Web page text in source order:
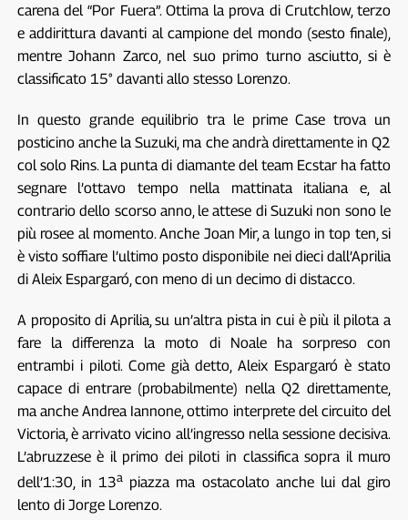
carena del “Por Fuera”. Ottima la prova di Crutchlow, terzo
e addirittura davanti al campione del mondo (sesto finale),
mentre Johann Zarco, nel suo primo turno asciutto, si è
classificato 15° davanti allo stesso Lorenzo.
In questo grande equilibrio tra le prime Case trova un
posticino anche la Suzuki, ma che andrà direttamente in Q2
col solo Rins. La punta di diamante del team Ecstar ha fatto
segnare l’ottavo tempo nella mattinata italiana e, al
contrario dello scorso anno, le attese di Suzuki non sono le
più rosee al momento. Anche Joan Mir, a lungo in top ten, si
è visto soffiare l’ultimo posto disponibile nei dieci dall’Aprilia
di Aleix Espargaró, con meno di un decimo di distacco.
A proposito di Aprilia, su un’altra pista in cui è più il pilota a
fare la differenza la moto di Noale ha sorpreso con
entrambi i piloti. Come già detto, Aleix Espargaró è stato
capace di entrare (probabilmente) nella Q2 direttamente,
ma anche Andrea Iannone, ottimo interprete del circuito del
Victoria, è arrivato vicino all’ingresso nella sessione decisiva.
L’abruzzese è il primo dei piloti in classifica sopra il muro
dell’1:30, in 13a piazza ma ostacolato anche lui dal giro
lento di Jorge Lorenzo.